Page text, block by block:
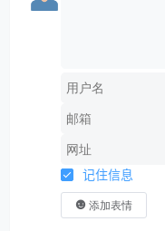
记住信息
添加表情